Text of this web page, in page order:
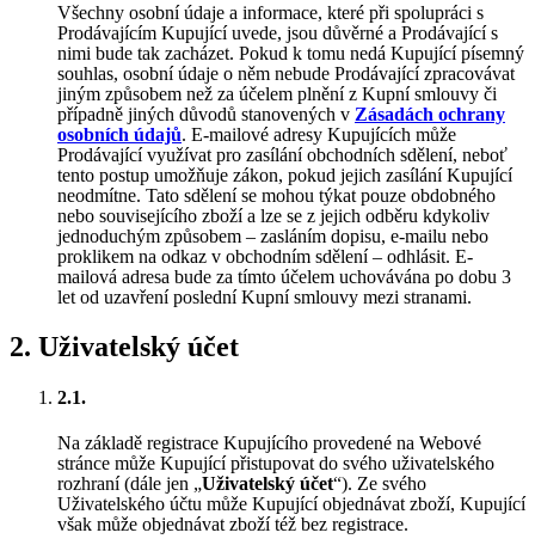
Všechny osobní údaje a informace, které při spolupráci s
Prodávajícím Kupující uvede, jsou důvěrné a Prodávající s
nimi bude tak zacházet. Pokud k tomu nedá Kupující písemný
souhlas, osobní údaje o něm nebude Prodávající zpracovávat
jiným způsobem než za účelem plnění z Kupní smlouvy či
případně jiných důvodů stanovených v Zásadách ochrany
osobních údajů. E-mailové adresy Kupujících může
Prodávající využívat pro zasílání obchodních sdělení, neboť
tento postup umožňuje zákon, pokud jejich zasílání Kupující
neodmítne. Tato sdělení se mohou týkat pouze obdobného
nebo souvisejícího zboží a lze se z jejich odběru kdykoliv
jednoduchým způsobem – zasláním dopisu, e-mailu nebo
proklikem na odkaz v obchodním sdělení – odhlásit. E-
mailová adresa bude za tímto účelem uchovávána po dobu 3
let od uzavření poslední Kupní smlouvy mezi stranami.
2. Uživatelský účet
2.1.
Na základě registrace Kupujícího provedené na Webové
stránce může Kupující přistupovat do svého uživatelského
rozhraní (dále jen „Uživatelský účet“). Ze svého
Uživatelského účtu může Kupující objednávat zboží, Kupující
však může objednávat zboží též bez registrace.